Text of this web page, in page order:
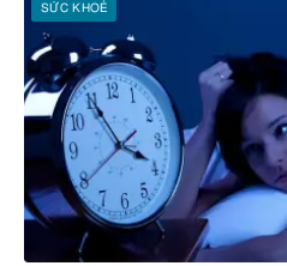
SỨC KHOẺ